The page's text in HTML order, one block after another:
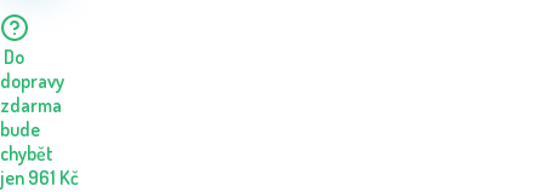
Do
dopravy
zdarma
bude
chybět
jen 961 Kč